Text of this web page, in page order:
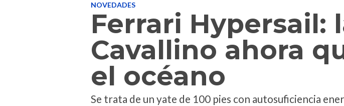
NOVEDADES
Ferrari Hypersail:
Cavallino ahora
el océano
Se trata de un yate de 100 pies con autosuficiencia